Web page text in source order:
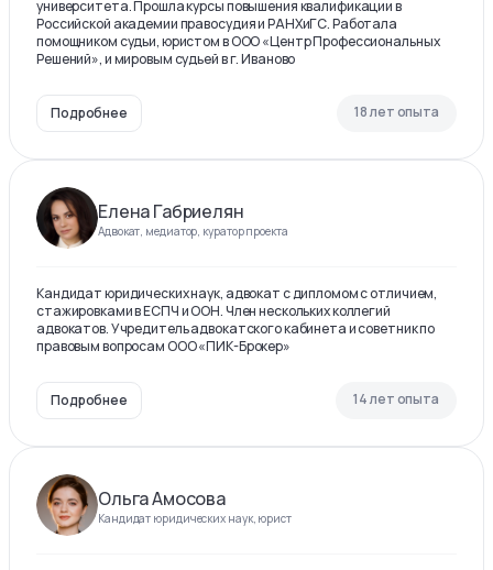
университета. Прошла курсы повышения квалификации в
Российской академии правосудия и РАНХиГС. Работала
помощником судьи, юристом в ООО «Центр Профессиональных
Решений», и мировым судьей в г. Иваново
Подробнее 18 лет опыта
Елена Габриелян
Адвокат, медиатор, куратор проекта
Кандидат юридических наук, адвокат с дипломом с отличием,
стажировками в ЕСПЧ и ООН. Член нескольких коллегий
адвокатов. Учредитель адвокатского кабинета и советник по
правовым вопросам ООО «ПИК-Брокер»
Подробнее 14 лет опыта
Ольга Амосова
Кандидат юридических наук, юрист